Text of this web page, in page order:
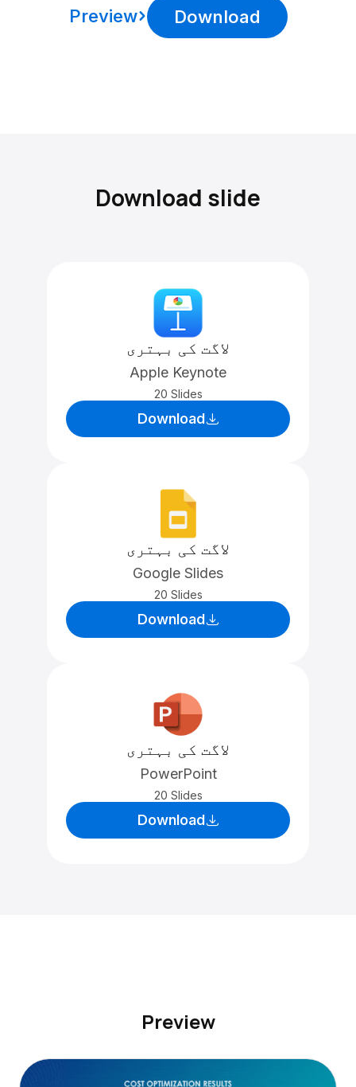
Download
Preview
Download slide
لاگت کی بہتری
Apple Keynote
20 Slides
Download
لاگت کی بہتری
Google Slides
20 Slides
Download
لاگت کی بہتری
PowerPoint
20 Slides
Download
Preview